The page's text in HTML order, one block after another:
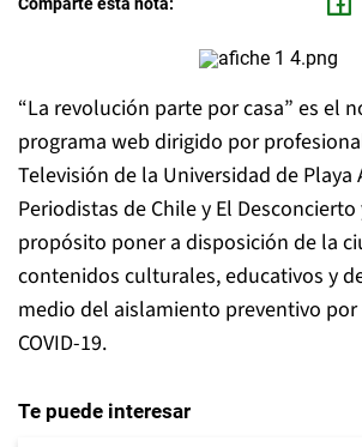
“La revolución parte por casa” es el
programa web dirigido por
Televisión de la Universidad de Playa
Periodistas de Chile y El
propósito poner a disposición de la
contenidos culturales, educativos y
medio del aislamiento preventivo
COVID-19.
Te puede interesar